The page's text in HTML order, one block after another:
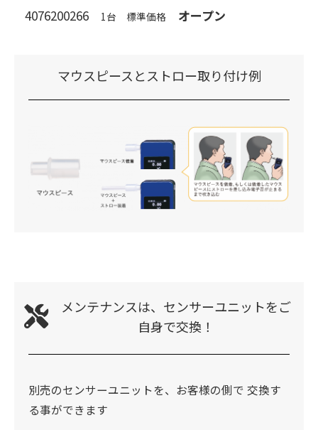
4076200266
1台 標準価格 オープン
マウスピースとストロー取り付け例
メンテナンスは、センサーユニットをご
自身で交換！
別売のセンサーユニットを、お客様の側で 交換す
る事ができます